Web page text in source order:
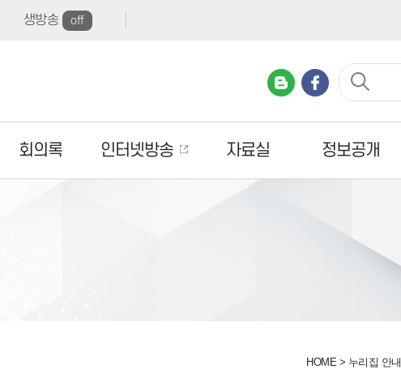
생방송 off
회의록 인터넷방송 자료실 정보공개
HOME> 누리집 안내